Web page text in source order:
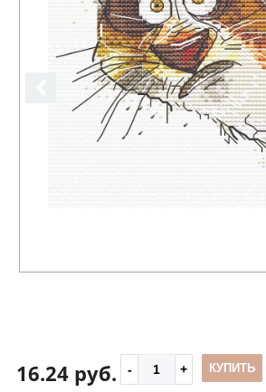
16.24 руб. КУПИТЬ